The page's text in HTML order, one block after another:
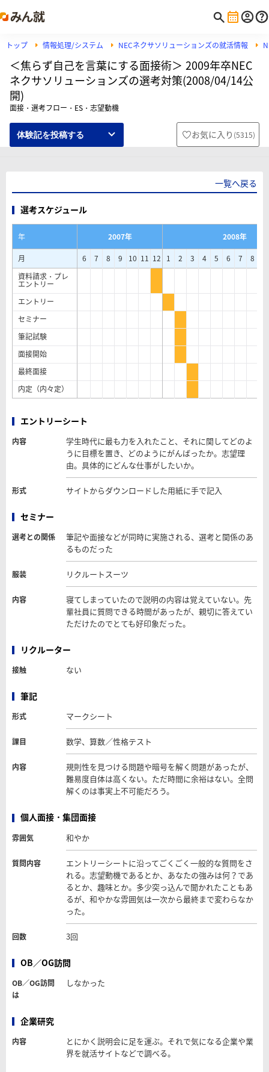
トップ 情報処理/システム NECネクサソリューションズの就活情報
＜焦らず自己を言葉にする面接術＞ 2009年卒NEC
ネクサソリューションズの選考対策(2008/04/14公
開)
面接・選考フロー・ES・志望動機
体験記を投稿する お気に入り (5315)
一覧へ戻る
選考スケジュール
年 2007年
2008年
月
6 7 8 9 10 11 12 1 2 3 4 5 6 7 8
資料請求・プレ
エントリー
エントリー
セミナー
筆記試験
面接開始
最終面接
内定（内々定）
エントリーシート
内容
学生時代に最も力を入れたこと、それに関してどのよ
うに目標を置き、どのようにがんばったか。志望理
由。具体的にどんな仕事がしたいか。
形式 サイトからダウンロードした用紙に手で記入
セミナー
選考との関係
筆記や面接などが同時に実施される、選考と関係のあ
るものだった
服装 リクルートスーツ
内容
寝てしまっていたので説明の内容は覚えていない。先
輩社員に質問できる時間があったが、親切に答えてい
ただけたのでとても好印象だった。
リクルーター
接触 ない
筆記
形式 マークシート
課目 数学、算数／性格テスト
内容
規則性を見つける問題や暗号を解く問題があったが、
難易度自体は高くない。ただ時間に余裕はない。全問
解くのは事実上不可能だろう。
個人面接・集団面接
雰囲気 和やか
質問内容
エントリーシートに沿ってごくごく一般的な質問をさ
れる。志望動機であるとか、あなたの強みは何？であ
るとか、趣味とか。多少突っ込んで聞かれたこともあ
るが、和やかな雰囲気は一次から最終まで変わらなか
った。
回数 3回
OB／OG訪問
OB／OG訪問
は
しなかった
企業研究
内容
とにかく説明会に足を運ぶ。それで気になる企業や業
界を就活サイトなどで調べる。